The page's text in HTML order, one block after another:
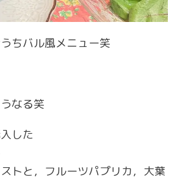
ちバル風メニュー笑
なる笑
した
トと，フルーツパプリカ，大葉